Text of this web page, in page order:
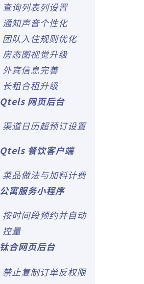
查询列表列设置
通知声音个性化
团队入住规则优化
房态图视觉升级
外宾信息完善
长租合租升级
Qtels 网页后台
渠道日历超预订设置
Qtels 餐饮客户端
菜品做法与加料计费
公寓服务小程序
按时间段预约并自动
控量
钛合网页后台
禁止复制订单反权限